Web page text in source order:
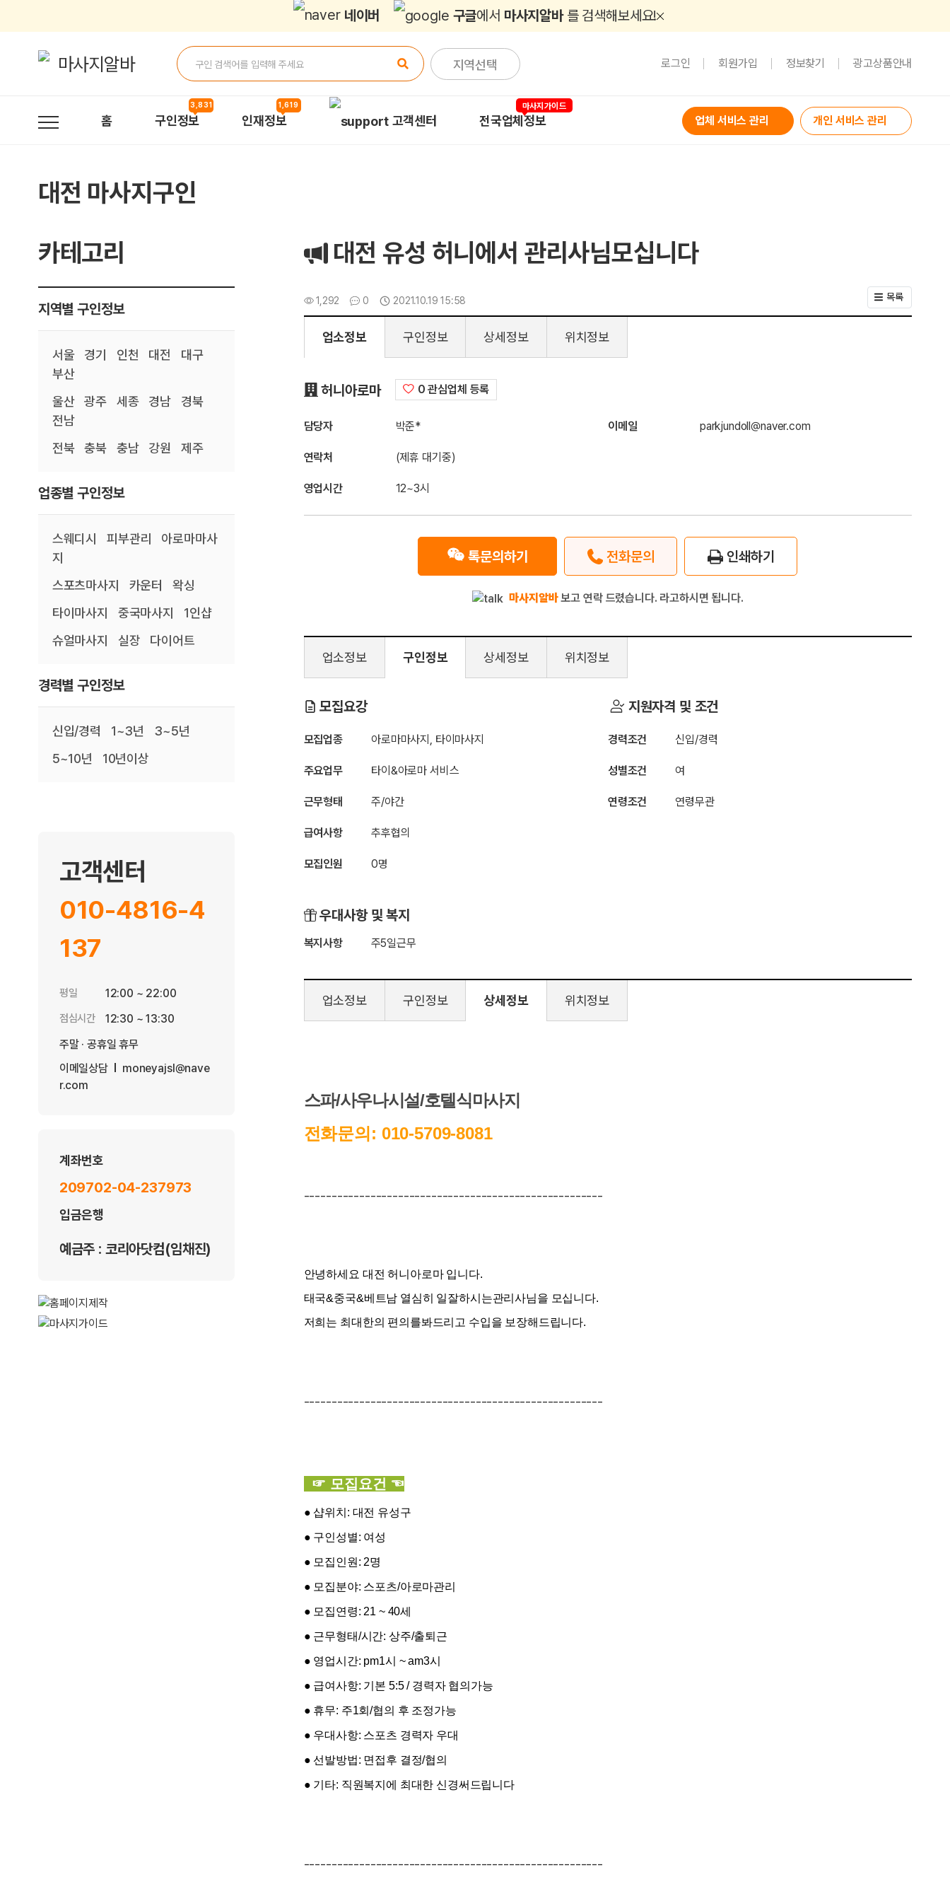
네이버 구글에서 마사지알바 를 검색해보세요!
지역선택 로그인 회원가입 정보찾기 광고상품안내
홈 구인정보
3,831
인재정보
1,619
고객센터 전국업체정보
마사지가이드
업체 서비스 관리 개인 서비스 관리
대전 마사지구인
카테고리
지역별 구인정보
서울 경기 인천 대전
대구
부산
울산
광주 세종 경남
경북
전남
전북
충북 충남 강원 제주
업종별 구인정보
스웨디시 피부관리
아로마마사
지
스포츠마사지
카운터
왁싱
타이마사지
중국마사지
1인샵
슈얼마사지
실장 다이어트
경력별 구인정보
신입/경력 1~3년
3~5년
5~10년
10년이상
고객센터
010-4816-4
137
평일 12:00 ~ 22:00
점심시간
12:30 ~ 13:30
주말 · 공휴일 휴무
이메일상담
moneyajsl@nave
r.com
계좌번호
209702-04-237973
입금은행
예금주 : 코리아닷컴(임채진)
대전 유성 허니에서 관리사님모십니다
1,292조회 0댓글 2021.10.19 15:58
업데이트일
목록
업소정보 구인정보 상세정보 위치정보
허니아로마구인정보0 관심업체 등록
담당자 박준* 이메일 parkjundoll@naver.com
연락처 (제휴 대기중)
영업시간 12~3시
톡문의하기 전화문의 인쇄하기
마사지알바보고 연락 드렸습니다. 라고하시면 됩니다.
업소정보 구인정보 상세정보 위치정보
허니아로마
모집요강
모집업종 아로마마사지, 타이마사지
주요업무 타이&아로마 서비스
근무형태 주/야간
급여사항 추후협의
모집인원 0명
지원자격 및 조건
경력조건 신입/경력
성별조건 여
연령조건 연령무관
우대사항 및 복지
복지사항 주5일근무
업소정보 구인정보 상세정보 위치정보
스파/사우나시설/호텔식마사지
전화문의: 010-5709-8081
------------------------------------------------------
안녕하세요 대전 허니아로마 입니다.
태국&중국&베트남 열심히 일잘하시는관리사님을 모십니다.
저희는 최대한의 편의를봐드리고 수입을 보장해드립니다.
------------------------------------------------------
☞ 모집요건 ☜
● 샵위치: 대전 유성구
● 구인성별: 여성
● 모집인원: 2명
● 모집분야: 스포츠/아로마관리
● 모집연령: 21 ~ 40세
● 근무형태/시간: 상주/출퇴근
● 영업시간: pm1시 ~ am3시
● 급여사항: 기본 5:5 / 경력자 협의가능
● 휴무: 주1회/협의 후 조정가능
● 우대사항: 스포츠 경력자 우대
● 선발방법: 면접후 결정/협의
● 기타: 직원복지에 최대한 신경써드립니다
------------------------------------------------------